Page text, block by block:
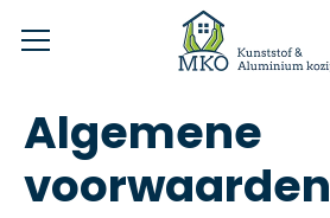
Algemene
voorwaarden